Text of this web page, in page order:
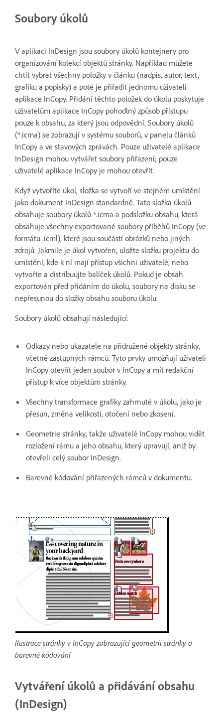
Soubory úkolů
V aplikaci InDesign jsou soubory úkolů kontejnery pro
organizování kolekcí objektů stránky. Například můžete
chtít vybrat všechny položky v článku (nadpis, autor, text,
grafiku a popisky) a poté je přiřadit jednomu uživateli
aplikace InCopy. Přidání těchto položek do úkolu poskytuje
uživatelům aplikace InCopy pohodlný způsob přístupu
pouze k obsahu, za který jsou odpovědní. Soubory úkolů
(*.icma) se zobrazují v systému souborů, v panelu článků
InCopy a ve stavových zprávách. Pouze uživatelé aplikace
InDesign mohou vytvářet soubory přiřazení; pouze
uživatelé aplikace InCopy je mohou otevřít.
Když vytvoříte úkol, složka se vytvoří ve stejném umístění
jako dokument InDesign standardně. Tato složka úkolů
obsahuje soubory úkolů *.icma a podsložku obsahu, která
obsahuje všechny exportované soubory příběhů InCopy (ve
formátu .icml), které jsou součástí obrázků nebo jiných
zdrojů. Jakmile je úkol vytvořen, uložte složku projektu do
umístění, kde k ní mají přístup všichni uživatelé, nebo
vytvořte a distribuujte balíček úkolů. Pokud je obsah
exportován před přidáním do úkolu, soubory na disku se
nepřesunou do složky obsahu souboru úkolu.
Soubory úkolů obsahují následující:
Odkazy nebo ukazatele na přidružené objekty stránky,
včetně zástupných rámců. Tyto prvky umožňují uživateli
InCopy otevřít jeden soubor v InCopy a mít redakční
přístup k více objektům stránky.
Všechny transformace grafiky zahrnuté v úkolu, jako je
přesun, změna velikosti, otočení nebo zkosení.
Geometrie stránky, takže uživatelé InCopy mohou vidět
rozložení rámu a jeho obsahu, který upravují, aniž by
otevřeli celý soubor InDesign.
Barevné kódování přiřazených rámců v dokumentu.
Ilustrace stránky v InCopy zobrazující geometrii stránky a
barevné kódování
Vytváření úkolů a přidávání obsahu
(InDesign)